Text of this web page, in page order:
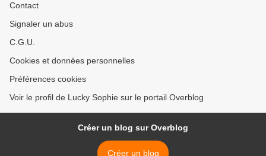
Contact
Signaler un abus
C.G.U.
Cookies et données personnelles
Préférences cookies
Voir le profil de Lucky Sophie sur le portail Overblog
Créer un blog sur Overblog
Créer un blog